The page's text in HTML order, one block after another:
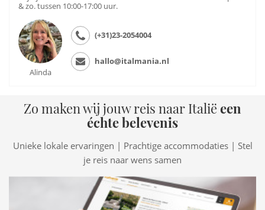
& zo. tussen 10:00-17:00 uur.
Alinda
(+31)23-2054004
hallo@italmania.nl
Zo maken wij jouw reis naar Italië een
échte belevenis
Unieke lokale ervaringen | Prachtige accommodaties | Stel
je reis naar wens samen